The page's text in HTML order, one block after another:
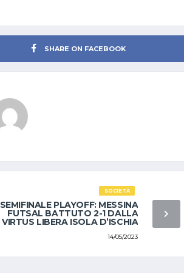
SHARE ON FACEBOOK
SOCIETÀ
SEMIFINALE PLAYOFF: MESSINA
FUTSAL BATTUTO 2-1 DALLA
VIRTUS LIBERA ISOLA D’ISCHIA
14/05/2023